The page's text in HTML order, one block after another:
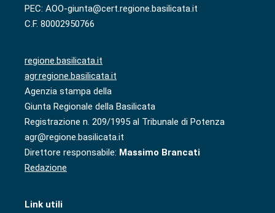
PEC: AOO-giunta@cert.regione.basilicata.it
C.F. 80002950766
regione.basilicata.it
agr.regione.basilicata.it
Agenzia stampa della
Giunta Regionale della Basilicata
Registrazione n. 209/1995 al Tribunale di Potenza
agr@regione.basilicata.it
Direttore responsabile: Massimo Brancati
Redazione
Link utili